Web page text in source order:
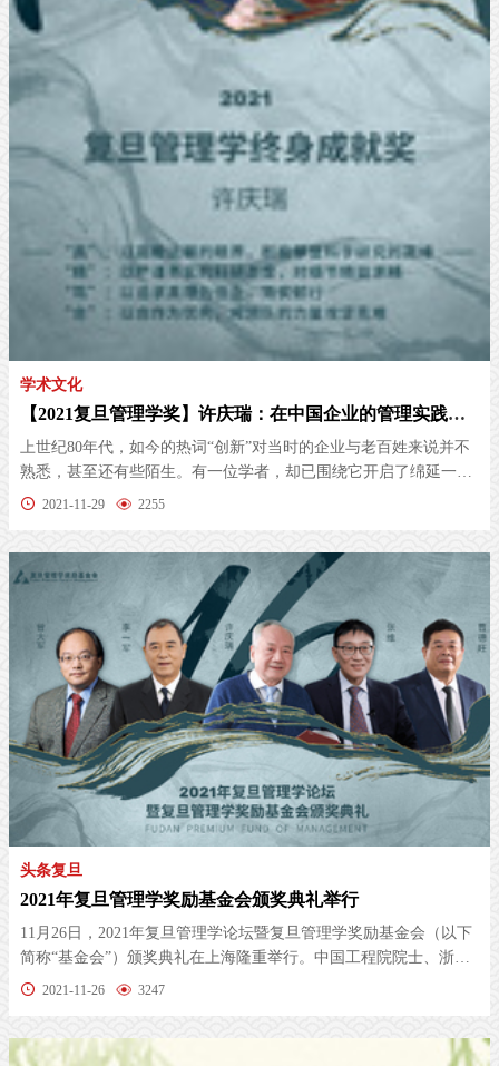
学术文化
【2021复旦管理学奖】许庆瑞：在中国企业的管理实践中播下“创新”的种子
上世纪80年代，如今的热词“创新”对当时的企业与老百姓来说并不
熟悉，甚至还有些陌生。有一位学者，却已围绕它开启了绵延一生
的学术...
2021-11-29 2255
头条复旦
2021年复旦管理学奖励基金会颁奖典礼举行
11月26日，2021年复旦管理学论坛暨复旦管理学奖励基金会（以下
简称“基金会”）颁奖典礼在上海隆重举行。中国工程院院士、浙江
大学管...
2021-11-26 3247